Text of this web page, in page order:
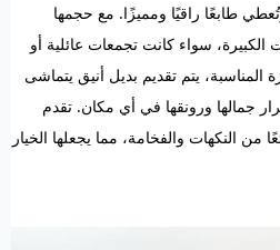
طابعًا راقيًا ومميزًا. مع حجمها
الكبيرة، سواء كانت تجمعات عائلية أو
المناسبة، يتم تقديم بديل أنيق يتماشى
جمالها ورونقها في أي مكان. تقدم
من النكهات والفخامة، مما يجعلها الخيار